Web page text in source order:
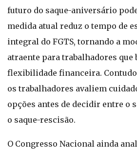
futuro do saque-aniversário
medida atual reduz o tempo de
integral do FGTS, tornando a
atraente para trabalhadores que
flexibilidade financeira.
os trabalhadores avaliem
opções antes de decidir entre o
o saque-rescisão.
O Congresso Nacional ainda